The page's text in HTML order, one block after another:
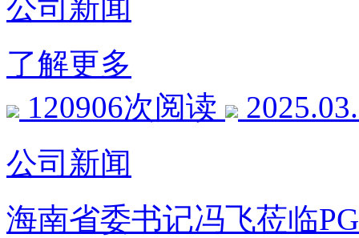
公司新闻
了解更多
120906次阅读
公司新闻
海南省委书记冯飞莅临